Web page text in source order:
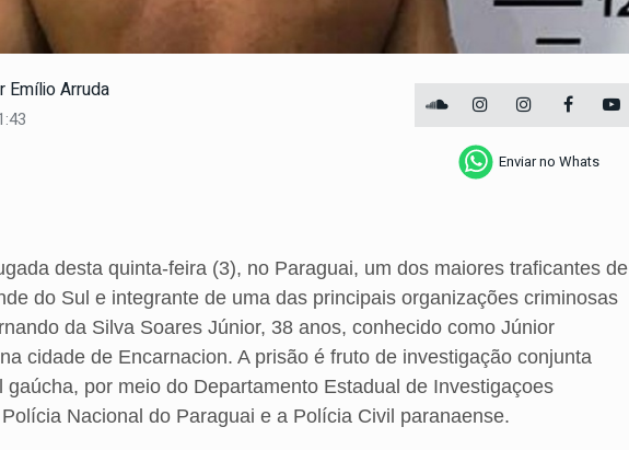
Emílio Arruda
Enviar no Whats
desta quinta-feira (3), no Paraguai, um dos maiores traficantes de
do Sul e integrante de uma das principais organizações criminosas
da Silva Soares Júnior, 38 anos, conhecido como Júnior
cidade de Encarnacion. A prisão é fruto de investigação conjunta
gaúcha, por meio do Departamento Estadual de Investigaçoes
Nacional do Paraguai e a Polícia Civil paranaense.